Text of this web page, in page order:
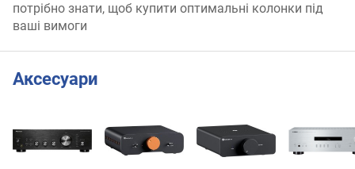
потрібно знати, щоб купити оптимальні колонки під
ваші вимоги
Аксесуари